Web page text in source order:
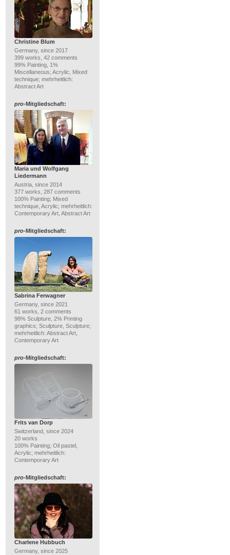
Christine Blum
Germany, since 2017
399 works, 42 comments
99% Painting, 1%
Miscellaneous; Acrylic, Mixed
technique; mehrheitlich:
Abstract Art
pro-Mitgliedschaft:
Maria und Wolfgang
Liedermann
Austria, since 2014
377 works, 287 comments
100% Painting; Mixed
technique, Acrylic; mehrheitlich:
Contemporary Art, Abstract Art
pro-Mitgliedschaft:
Sabrina Ferwagner
Germany, since 2021
61 works, 2 comments
98% Sculpture, 2% Printing
graphics; Sculpture, Sculpture;
mehrheitlich: Abstract Art,
Contemporary Art
pro-Mitgliedschaft:
Frits van Dorp
Switzerland, since 2024
20 works
100% Painting; Oil pastel,
Acrylic; mehrheitlich:
Contemporary Art
pro-Mitgliedschaft:
Charlene Hubbuch
Germany, since 2025